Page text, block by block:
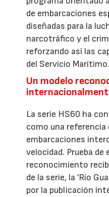
de embarcaciones
diseñadas para la
narcotráfico y el
reforzando así las
del Servicio Marítimo.
Un modelo
La serie HS60 ha
como una referencia
embarcaciones
velocidad. Prueba de
reconocimiento
de la serie, la 'Río
por la publicación